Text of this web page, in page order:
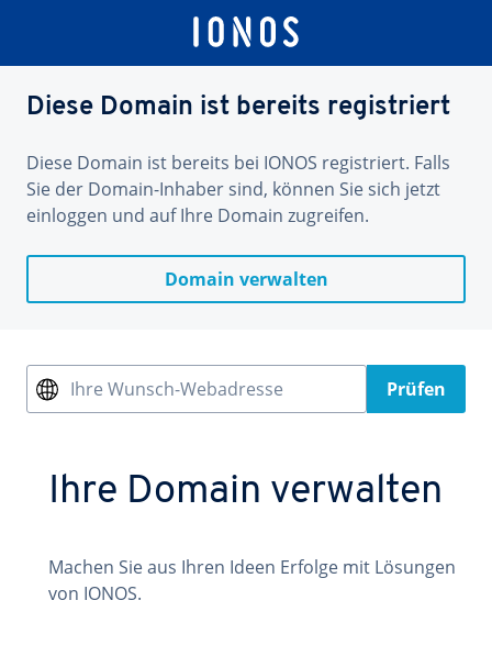
Diese Domain ist bereits registriert
Diese Domain ist bereits bei IONOS registriert. Falls
Sie der Domain-Inhaber sind, können Sie sich jetzt
einloggen und auf Ihre Domain zugreifen.
Domain verwalten
Ihre Wunsch-Webadresse Prüfen
Ihre Domain verwalten
Machen Sie aus Ihren Ideen Erfolge mit Lösungen
von IONOS.